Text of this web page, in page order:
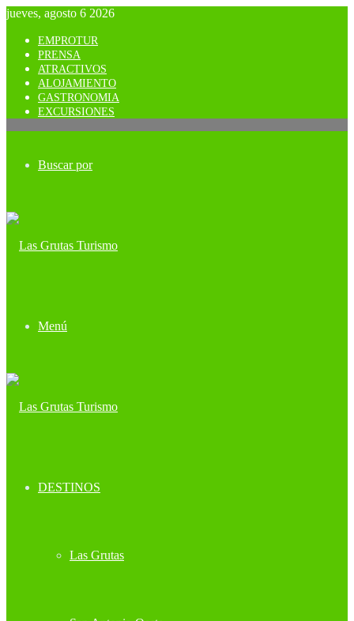
jueves, agosto 6 2026
EMPROTUR
PRENSA
ATRACTIVOS
ALOJAMIENTO
GASTRONOMIA
EXCURSIONES
Buscar por
Menú
DESTINOS
Las Grutas